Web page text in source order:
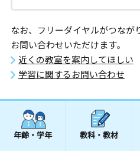
なお、フリーダイヤルがつなが
お問い合わせいただけます。
近くの教室を案内してほしい
学習に関するお問い合わせ
年齢・学年 教科・教材